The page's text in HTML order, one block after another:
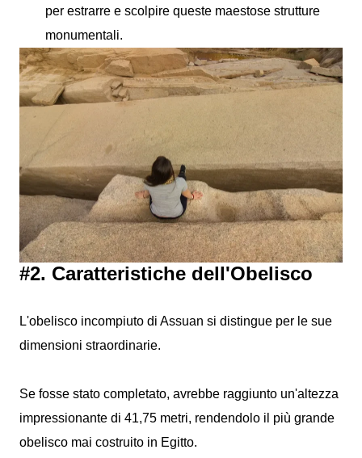
per estrarre e scolpire queste maestose strutture
monumentali.
#2. Caratteristiche dell'Obelisco
L'obelisco incompiuto di Assuan si distingue per le sue
dimensioni straordinarie.
Se fosse stato completato, avrebbe raggiunto un'altezza
impressionante di 41,75 metri, rendendolo il più grande
obelisco mai costruito in Egitto.